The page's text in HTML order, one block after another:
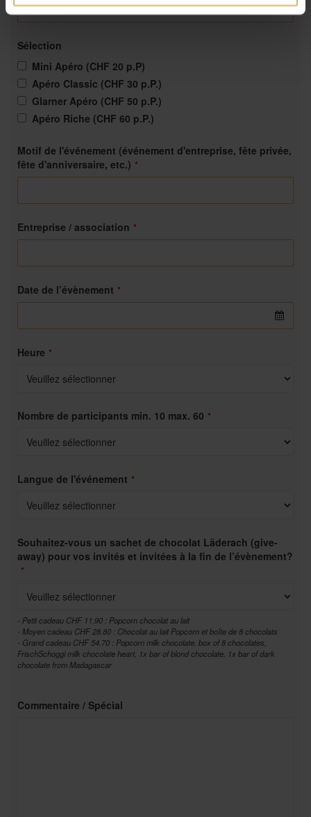
Sélection
Mini Apéro (CHF 20 p.P)
Apéro Classic (CHF 30 p.P.)
Glarner Apéro (CHF 50 p.P.)
Apéro Riche (CHF 60 p.P.)
Motif de l'événement (événement d'entreprise, fête privée,
fête d'anniversaire, etc.) *
Entreprise / association *
Date de l’évènement *
Heure *
Nombre de participants min. 10 max. 60 *
Langue de l'événement *
Souhaitez-vous un sachet de chocolat Läderach (give-
away) pour vos invités et invitées à la fin de l’évènement?
*
- Petit cadeau CHF 11.90 : Popcorn chocolat au lait
- Moyen cadeau CHF 28.80 : Chocolat au lait Popcorn et boîte de 8 chocolats
- Grand cadeau CHF 54.70 : Popcorn milk chocolate, box of 8 chocolates,
FrischSchoggi milk chocolate heart, 1x bar of blond chocolate, 1x bar of dark
chocolate from Madagascar
Commentaire / Spécial